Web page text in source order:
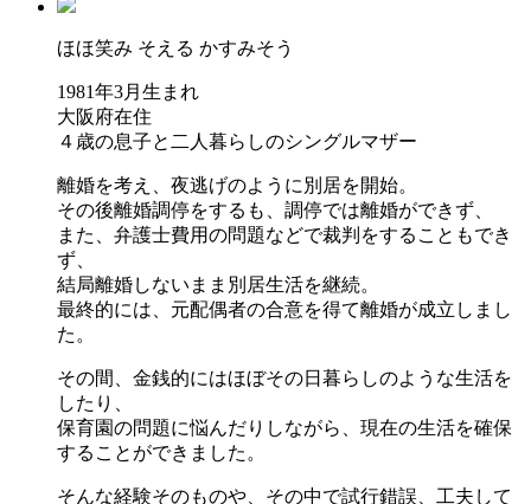
ほほ笑み そえる かすみそう
1981年3月生まれ
大阪府在住
４歳の息子と二人暮らしのシングルマザー
離婚を考え、夜逃げのように別居を開始。
その後離婚調停をするも、調停では離婚ができず、
また、弁護士費用の問題などで裁判をすることもでき
ず、
結局離婚しないまま別居生活を継続。
最終的には、元配偶者の合意を得て離婚が成立しまし
た。
その間、金銭的にはほぼその日暮らしのような生活を
したり、
保育園の問題に悩んだりしながら、現在の生活を確保
することができました。
そんな経験そのものや、その中で試行錯誤、工夫して